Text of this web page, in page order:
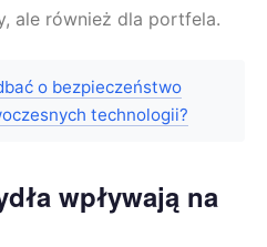
ale również dla portfela.
o bezpieczeństwo
technologii?
wpływają na